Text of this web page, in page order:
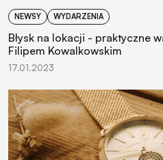
NEWSY WYDARZENIA
Błysk na lokacji - praktyczne
Filipem Kowalkowskim
17.01.2023